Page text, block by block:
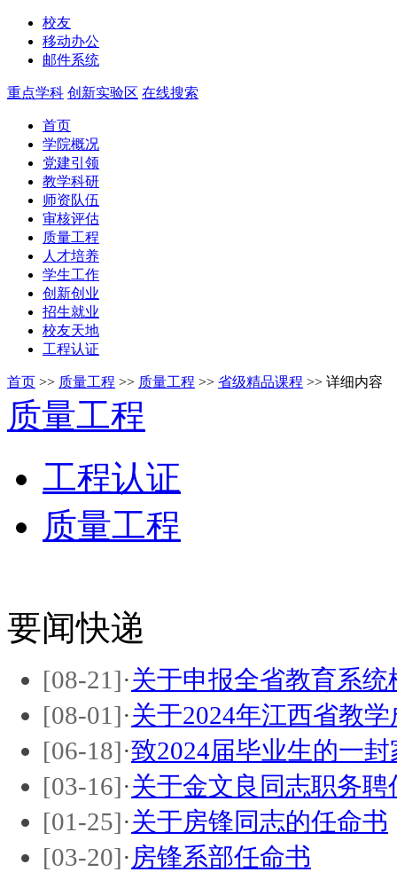
校友
移动办公
邮件系统
重点学科 创新实验区 在线搜索
首页
学院概况
党建引领
教学科研
师资队伍
审核评估
质量工程
人才培养
学生工作
创新创业
招生就业
校友天地
工程认证
首页 >> 质量工程 >> 质量工程 >> 省级精品课程 >> 详细内容
质量工程
工程认证
质量工程
要闻快递
[08-21]·关于申报全省教育系统
[08-01]·关于2024年江西省教
[06-18]·致2024届毕业生的一封
[03-16]·关于金文良同志职务聘
[01-25]·关于房锋同志的任命书
[03-20]· 房锋系部任命书